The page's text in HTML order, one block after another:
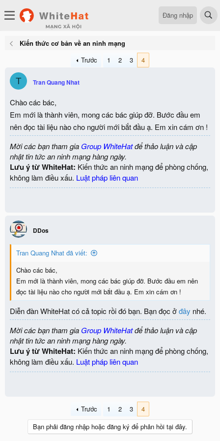
Đăng nhập
Kiến thức cơ bản về an ninh mạng
Trước
1 2 3 4
T Tran Quang Nhat
Chào các bác,
Em mới là thành viên, mong các bác giúp đỡ. Bước đầu em
nên đọc tài liệu nào cho người mới bắt đầu ạ. Em xin cám ơn !
Mời các bạn tham gia Group WhiteHatđể thảo luận và cập
nhật tin tức an ninh mạng hàng ngày.
Lưu ý từ WhiteHat: Kiến thức an ninh mạng để phòng chống,
không làm điều xấu. Luật pháp liên quan
DDos
Tran Quang Nhat đã viết:
Chào các bác,
Em mới là thành viên, mong các bác giúp đỡ. Bước đầu em nên
đọc tài liệu nào cho người mới bắt đầu ạ. Em xin cám ơn !
Diễn đàn WhiteHat có cả topic rồi đó bạn. Bạn đọc ởđây nhé.
Mời các bạn tham gia Group WhiteHatđể thảo luận và cập
nhật tin tức an ninh mạng hàng ngày.
Lưu ý từ WhiteHat: Kiến thức an ninh mạng để phòng chống,
không làm điều xấu. Luật pháp liên quan
Trước 1 2 3
4
Bạn phải đăng nhập hoặc đăng ký để phản hồi tại đây.